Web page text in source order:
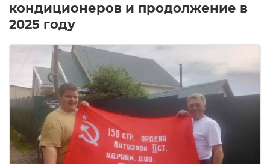
кондиционеров и продолжение в
2025 году